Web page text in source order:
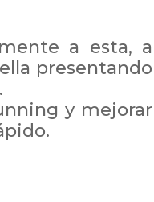
a esta, a
presentando
y mejorar